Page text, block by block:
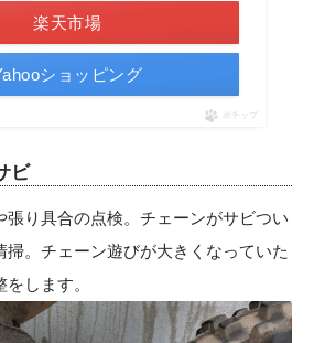
楽天市場
ショッピング
ポチップ
ビ
張り具合の点検。チェーンがサビつい
掃。チェーン遊びが大きくなっていた
します。